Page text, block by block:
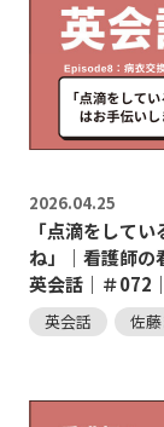
2026.04.25
「点滴をして
ね」｜看護師の
英会話｜＃072
英会話 佐